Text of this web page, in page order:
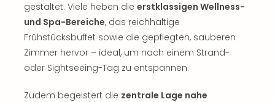
gestaltet. Viele heben die erstklassigen Wellness-
und Spa-Bereiche, das reichhaltige
Frühstücksbuffet sowie die gepflegten, sauberen
Zimmer hervor – ideal, um nach einem Strand-
oder Sightseeing-Tag zu entspannen.
Zudem begeistert die zentrale Lage nahe